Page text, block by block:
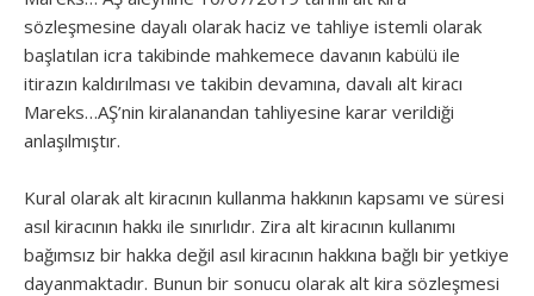
sözleşmesine dayalı olarak haciz ve tahliye istemli olarak
başlatılan icra takibinde mahkemece davanın kabülü ile
itirazın kaldırılması ve takibin devamına, davalı alt kiracı
Mareks…AŞ’nin kiralanandan tahliyesine karar verildiği
anlaşılmıştır.
Kural olarak alt kiracının kullanma hakkının kapsamı ve süresi
asıl kiracının hakkı ile sınırlıdır. Zira alt kiracının kullanımı
bağımsız bir hakka değil asıl kiracının hakkına bağlı bir yetkiye
dayanmaktadır. Bunun bir sonucu olarak alt kira sözleşmesi